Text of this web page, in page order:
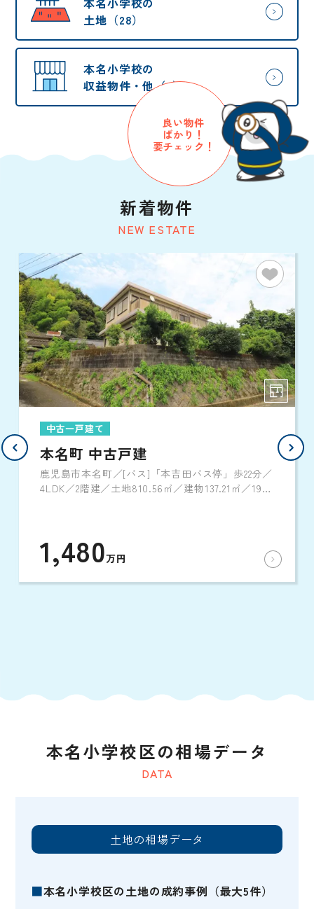
土地（28）
本名小学校の
収益物件・他（2）
NEW ESTATE
新着物件
良い物件
ばかり！
要チェック！
中古一戸建て
本名町 中古戸建
鹿児島市本名町／[バス]「本吉田バス停」歩22分／
4LDK／2階建／土地810.56㎡／建物137.21㎡／1984
1,480万円
DATA
本名小学校区の相場データ
土地の相場データ
■本名小学校区の土地の成約事例（最大5件）